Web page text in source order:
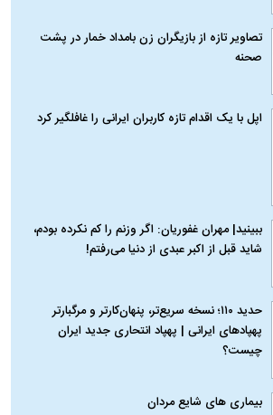
تصاویر تازه از بازیگران زن بامداد خمار در پشت
صحنه
اپل با یک اقدام تازه کاربران ایرانی را غافلگیر کرد
ببینید| مهران غفوریان: اگر وزنم را کم نکرده بودم،
شاید قبل از اکبر عبدی از دنیا می‌رفتم!
حدید ۱۱۰؛ نسخه سریع‌تر، پنهان‌کارتر و مرگبارتر
پهپادهای ایرانی | پهپاد انتحاری جدید ایران
چیست؟
بیماری‌ های شایع مردان